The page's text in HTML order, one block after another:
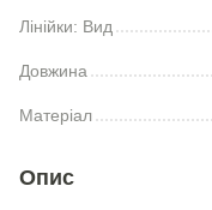
Лiнiйки: Вид
Довжина
Матеріал
Опис